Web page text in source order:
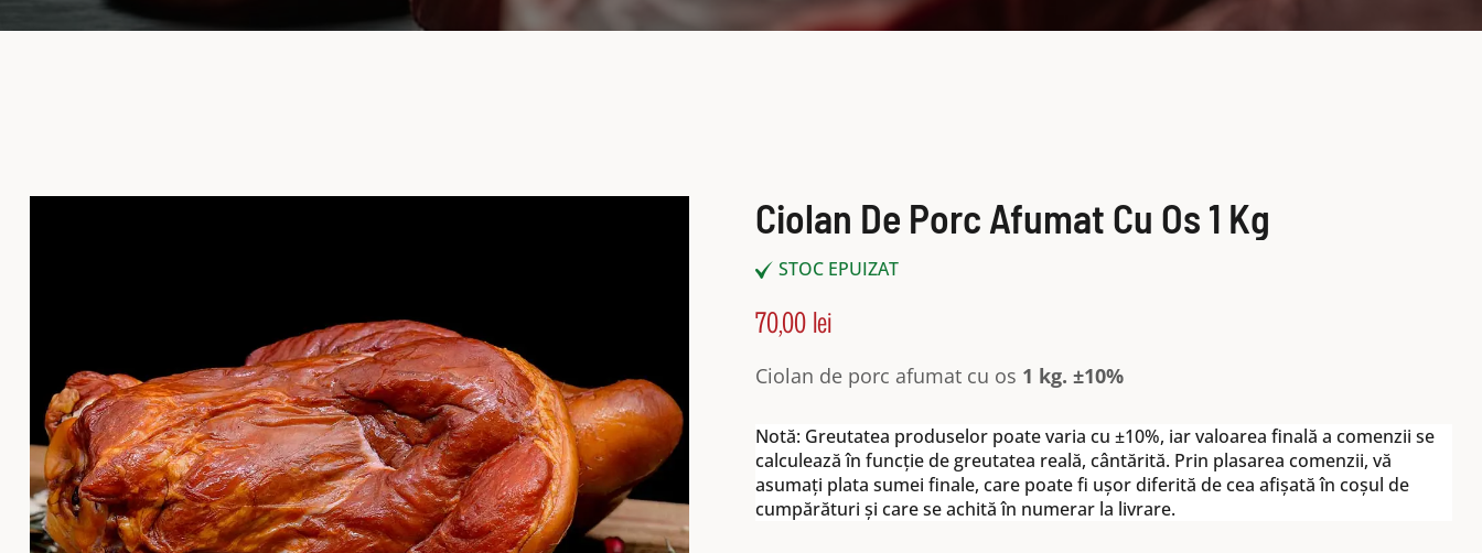
Ciolan De Porc Afumat Cu Os 1 Kg
STOC EPUIZAT
70,00lei
Ciolan de porc afumat cu os 1 kg. ±10%
Notă: Greutatea produselor poate varia cu ±10%, iar valoarea finală a comenzii se
calculează în funcție de greutatea reală, cântărită. Prin plasarea comenzii, vă
asumați plata sumei finale, care poate fi ușor diferită de cea afișată în coșul de
cumpărături și care se achită în numerar la livrare.